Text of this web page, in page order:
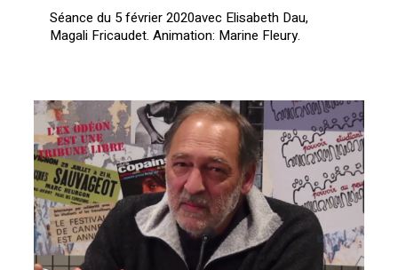
Séance du 5 février 2020avec Elisabeth Dau,
Magali Fricaudet. Animation: Marine Fleury.